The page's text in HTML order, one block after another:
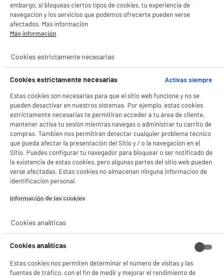
7€96
Garantía incluida :
Hastaagosto 2029
Características
Marca
Tipo Alargador
Rechazar todas
BIENVENIDO a ELECTRO
DEPOT
y sus socios utilizan cookies que procesan tus datos personales para:
- facilitar el intercambio de contenido en las redes sociales
Consulta la política de cookies. .
Si aceptas, la experiencia será aún mejor. Si no acepta, se utilizarán cookies
estadísticas anónimas basadas en tu navegación. Puedes oponerte a su uso
gestionando sus cookies.
¡Buena visita!
✔ ACEPTAR TODAS
embargo, si bloqueas ciertos tipos de cookies, tu experiencia de
navegación y los servicios que podemos ofrecerte pueden verse
afectados. Más información
Más información
Cookies estrictamente necesarias
Cookies estrictamente necesarias
Activas siempre
Estas cookies son necesarias para que el sitio web funcione y no se
pueden desactivar en nuestros sistemas. Por ejemplo, estas cookies
estrictamente necesarias te permitirán acceder a tu área de cliente,
mantener activa tu sesión mientras navegas o administrar tu carrito de
compras. También nos permitirán detectar cualquier problema técnico
que pueda afectar la presentación del Sitio y / o la navegación en el
Sitio. Puedes configurar tu navegador para bloquear o ser notificado de
la existencia de estas cookies, pero algunas partes del sitio web pueden
verse afectadas. Estas cookies no almacenan ninguna información de
identificación personal.
Información de las cookies‎
Cookies analíticas
Cookies analíticas
Estas cookies nos permiten determinar el número de visitas y las
fuentes de tráfico, con el fin de medir y mejorar el rendimiento de